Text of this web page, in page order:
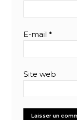
E-mail *
Site web